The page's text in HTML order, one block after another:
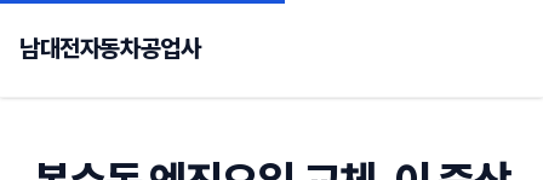
남대전자동차공업사